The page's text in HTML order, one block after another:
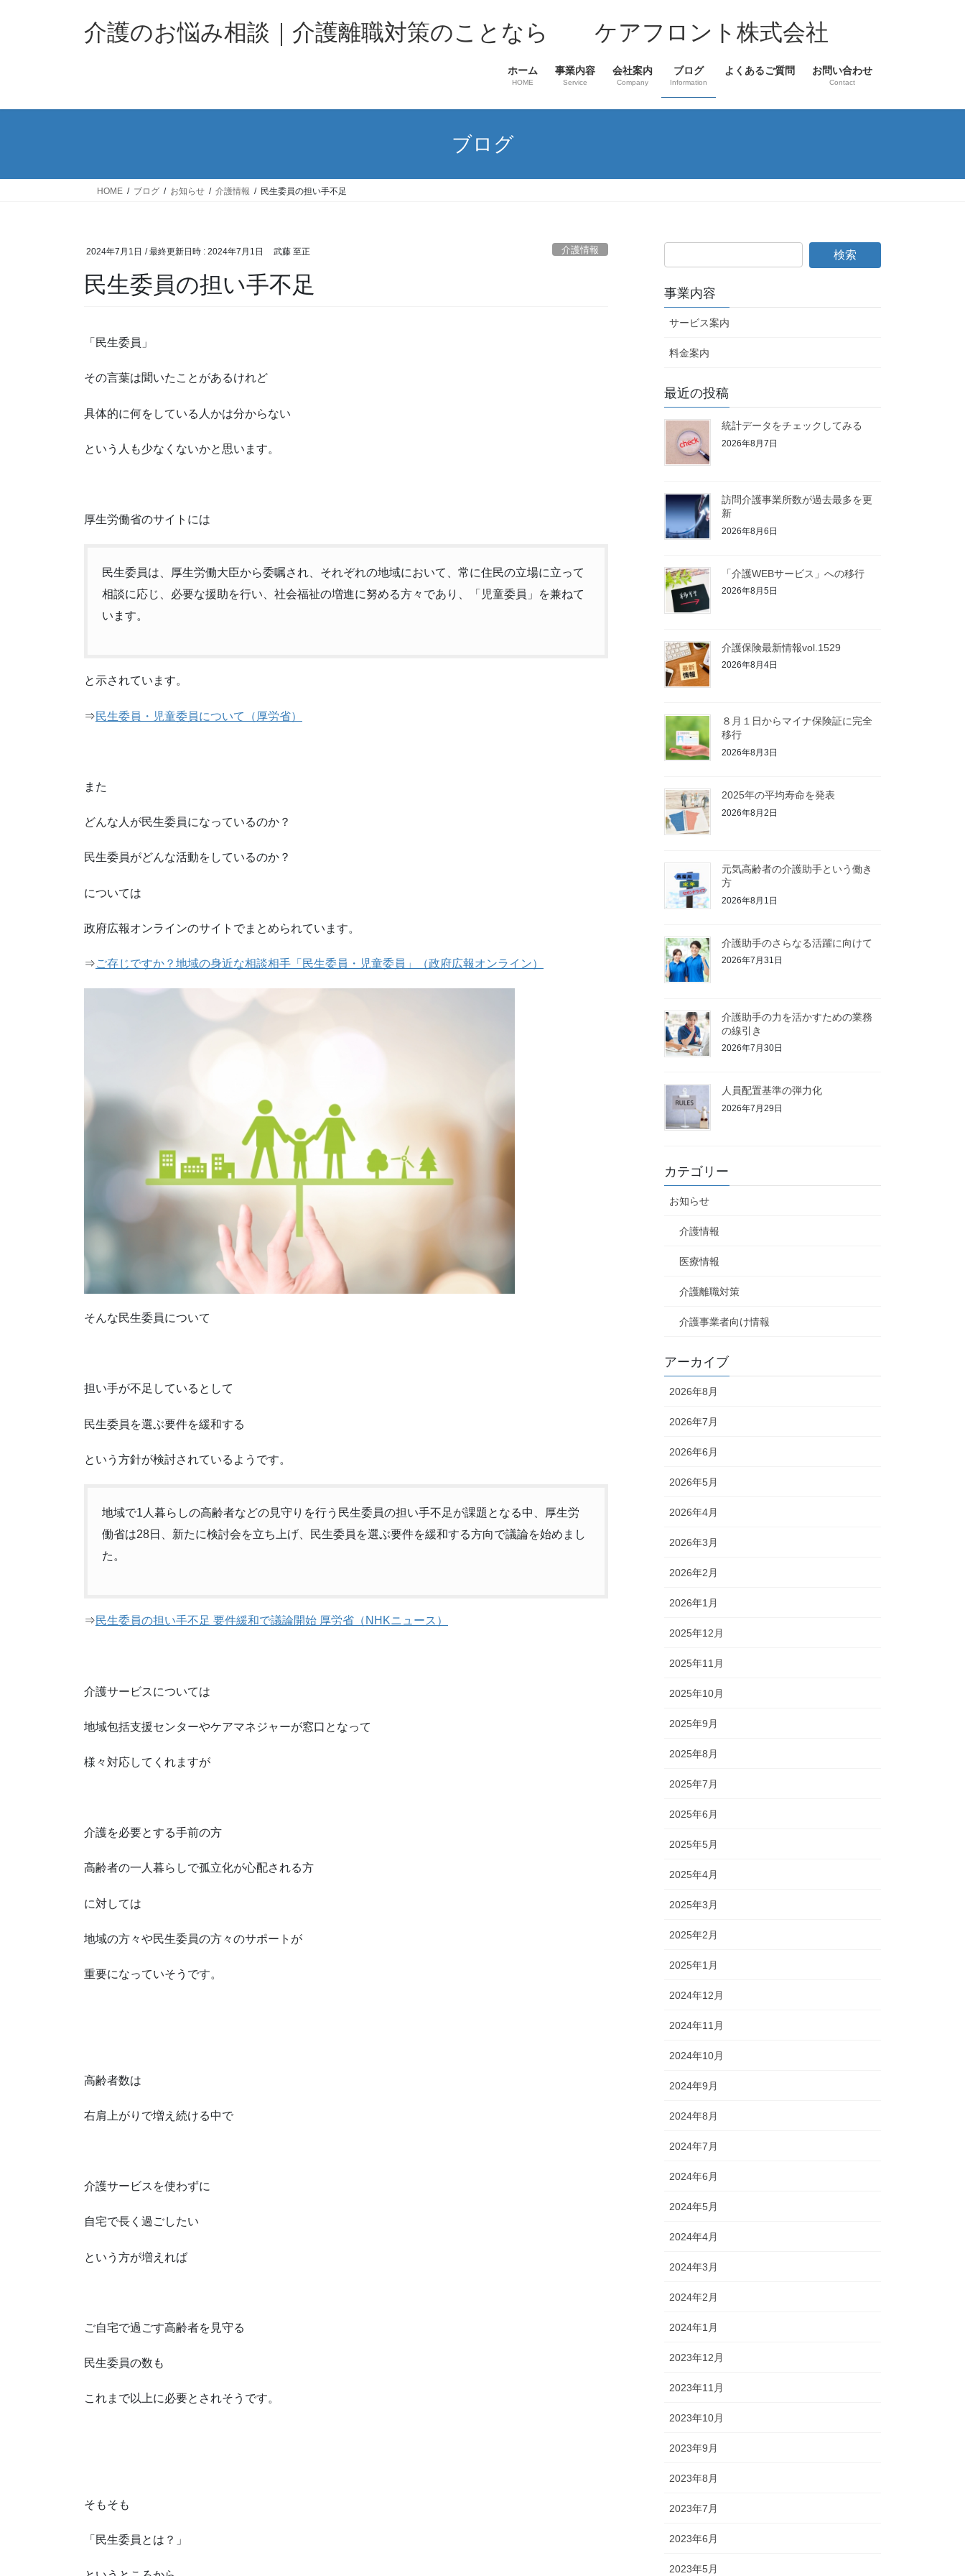
ス
ン
介護のお悩み相談｜介護離職対策のことなら ケアフロント株式会社
ホーム
HOME
事業内容
Service
会社案内
Company
ブログ
Information
よくあるご質問 お問い合わせ
Contact
ブログ
HOME ブログ お知らせ 介護情報 民生委員の担い手不足
2024年7月1日 / 最終更新日時 : 2024年7月1日 武藤 至正 介護情報
民生委員の担い手不足
「民生委員」
その言葉は聞いたことがあるけれど
具体的に何をしている人かは分からない
という人も少なくないかと思います。
厚生労働省のサイトには
民生委員は、厚生労働大臣から委嘱され、それぞれの地域において、常に住民の立場に立って
相談に応じ、必要な援助を行い、社会福祉の増進に努める方々であり、「児童委員」を兼ねて
います。
と示されています。
⇒民生委員・児童委員について（厚労省）
また
どんな人が民生委員になっているのか？
民生委員がどんな活動をしているのか？
については
政府広報オンラインのサイトでまとめられています。
⇒ご存じですか？地域の身近な相談相手「民生委員・児童委員」（政府広報オンライン）
そんな民生委員について
担い手が不足しているとして
民生委員を選ぶ要件を緩和する
という方針が検討されているようです。
地域で1人暮らしの高齢者などの見守りを行う民生委員の担い手不足が課題となる中、厚生労
働省は28日、新たに検討会を立ち上げ、民生委員を選ぶ要件を緩和する方向で議論を始めまし
た。
⇒民生委員の担い手不足 要件緩和で議論開始 厚労省（NHKニュース）
介護サービスについては
地域包括支援センターやケアマネジャーが窓口となって
様々対応してくれますが
介護を必要とする手前の方
高齢者の一人暮らしで孤立化が心配される方
に対しては
地域の方々や民生委員の方々のサポートが
重要になっていそうです。
高齢者数は
右肩上がりで増え続ける中で
介護サービスを使わずに
自宅で長く過ごしたい
という方が増えれば
ご自宅で過ごす高齢者を見守る
民生委員の数も
これまで以上に必要とされそうです。
そもそも
「民生委員とは？」
事業内容
サービス案内
料金案内
最近の投稿
統計データをチェックしてみる
2026年8月7日
訪問介護事業所数が過去最多を更
新
2026年8月6日
「介護WEBサービス」への移行
2026年8月5日
介護保険最新情報vol.1529
2026年8月4日
８月１日からマイナ保険証に完全
移行
2026年8月3日
2025年の平均寿命を発表
2026年8月2日
元気高齢者の介護助手という働き
方
2026年8月1日
介護助手のさらなる活躍に向けて
2026年7月31日
介護助手の力を活かすための業務
の線引き
2026年7月30日
人員配置基準の弾力化
2026年7月29日
カテゴリー
お知らせ
介護情報
医療情報
介護離職対策
介護事業者向け情報
アーカイブ
2026年8月
2026年7月
2026年6月
2026年5月
2026年4月
2026年3月
2026年2月
2026年1月
2025年12月
2025年11月
2025年10月
2025年9月
2025年8月
2025年7月
2025年6月
2025年5月
2025年4月
2025年3月
2025年2月
2025年1月
2024年12月
2024年11月
2024年10月
2024年9月
2024年8月
2024年7月
2024年6月
2024年5月
2024年4月
2024年3月
2024年2月
2024年1月
2023年12月
2023年11月
2023年10月
2023年9月
2023年8月
2023年7月
2023年6月
2023年5月